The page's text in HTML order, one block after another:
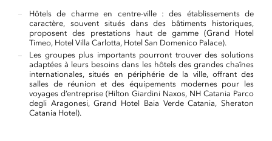
Hôtels de charme en centre-ville : des établissements de
caractère, souvent situés dans des bâtiments historiques,
proposent des prestations haut de gamme (Grand Hotel
Timeo, Hotel Villa Carlotta, Hotel San Domenico Palace).
Les groupes plus importants pourront trouver des solutions
adaptées à leurs besoins dans les hôtels des grandes chaînes
internationales, situés en périphérie de la ville, offrant des
salles de réunion et des équipements modernes pour les
voyages d’entreprise (Hilton Giardini Naxos, NH Catania Parco
degli Aragonesi, Grand Hotel Baia Verde Catania, Sheraton
Catania Hotel).